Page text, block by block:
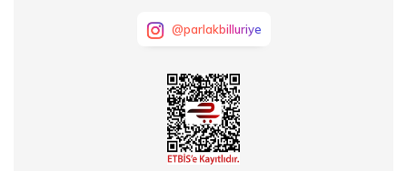
@parlakbilluriye